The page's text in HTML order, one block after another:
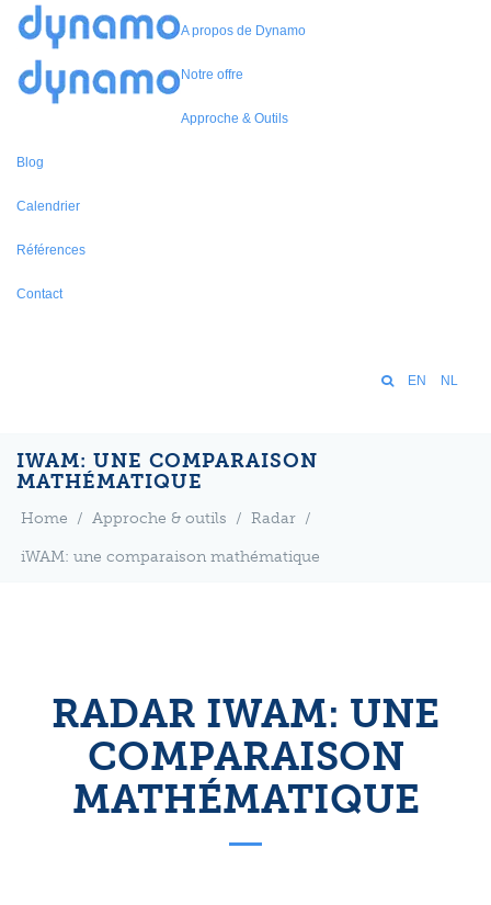
A propos de Dynamo
Notre offre
Approche & Outils
Blog
Calendrier
Références
Contact
EN NL
IWAM: UNE COMPARAISON
MATHÉMATIQUE
Home / Approche & outils / Radar /
iWAM: une comparaison mathématique
RADAR IWAM: UNE
COMPARAISON
MATHÉMATIQUE